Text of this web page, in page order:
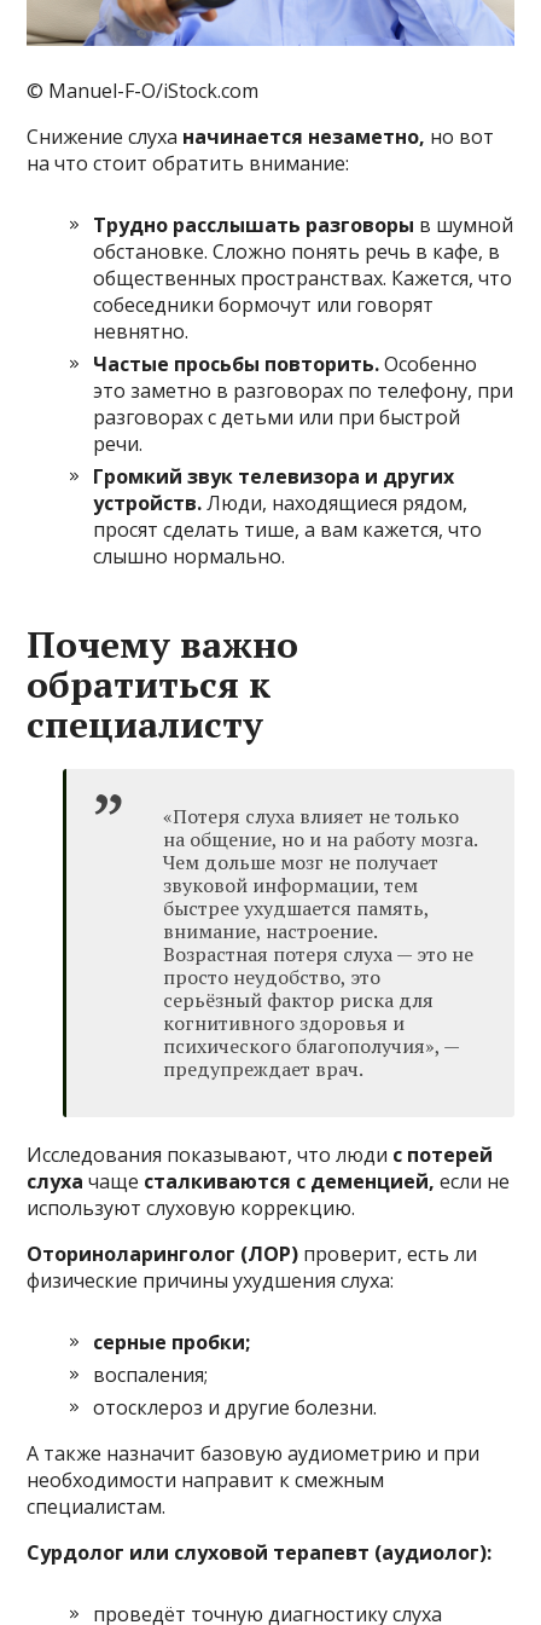
© Manuel-F-O/iStock.com
Снижение слуха начинается незаметно, но вот
на что стоит обратить внимание:
Трудно расслышать разговоры в шумной
обстановке. Сложно понять речь в кафе, в
общественных пространствах. Кажется, что
собеседники бормочут или говорят
невнятно.
Частые просьбы повторить.Особенно
это заметно в разговорах по телефону, при
разговорах с детьми или при быстрой
речи.
Громкий звук телевизора и других
устройств.Люди, находящиеся рядом,
просят сделать тише, а вам кажется, что
слышно нормально.
Почему важно
обратиться к
специалисту
«Потеря слуха влияет не только
на общение, но и на работу мозга.
Чем дольше мозг не получает
звуковой информации, тем
быстрее ухудшается память,
внимание, настроение.
Возрастная потеря слуха — это не
просто неудобство, это
серьёзный фактор риска для
когнитивного здоровья и
психического благополучия», —
предупреждает врач.
Исследования показывают, что люди с потерей
слуха чаще сталкиваются с деменцией, если не
используют слуховую коррекцию.
Оториноларинголог (ЛОР) проверит, есть ли
физические причины ухудшения слуха:
серные пробки;
воспаления;
отосклероз и другие болезни.
А также назначит базовую аудиометрию и при
необходимости направит к смежным
специалистам.
Сурдолог или слуховой терапевт (аудиолог):
проведёт точную диагностику слуха